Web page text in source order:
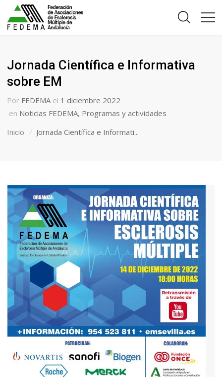
Jornada Científica e Informativa
sobre EM
Por FEDEMA el 1 diciembre 2022
en Noticias FEDEMA, Programas y actividades
Inicio
Jornada Científica e Informati...